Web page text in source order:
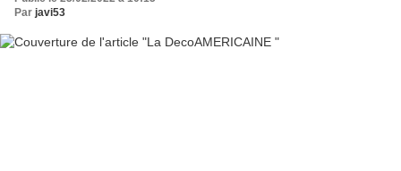
Par javi53